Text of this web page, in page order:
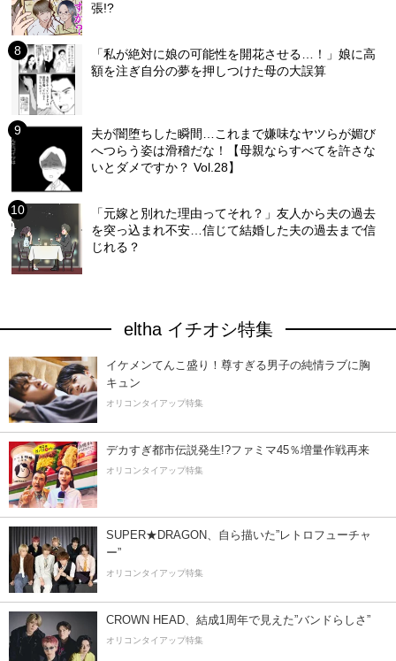
張!?
「私が絶対に娘の可能性を開花させる…！」娘に高
額を注ぎ自分の夢を押しつけた母の大誤算
夫が闇堕ちした瞬間…これまで嫌味なヤツらが媚び
へつらう姿は滑稽だな！【母親ならすべてを許さな
いとダメですか？ Vol.28】
「元嫁と別れた理由ってそれ？」友人から夫の過去
を突っ込まれ不安…信じて結婚した夫の過去まで信
じれる？
eltha イチオシ特集
イケメンてんこ盛り！尊すぎる男子の純情ラブに胸
キュン
オリコンタイアップ特集
デカすぎ都市伝説発生!?ファミマ45％増量作戦再来
オリコンタイアップ特集
SUPER★DRAGON、自ら描いた”レトロフューチャ
ー”
オリコンタイアップ特集
CROWN HEAD、結成1周年で見えた”バンドらしさ”
オリコンタイアップ特集